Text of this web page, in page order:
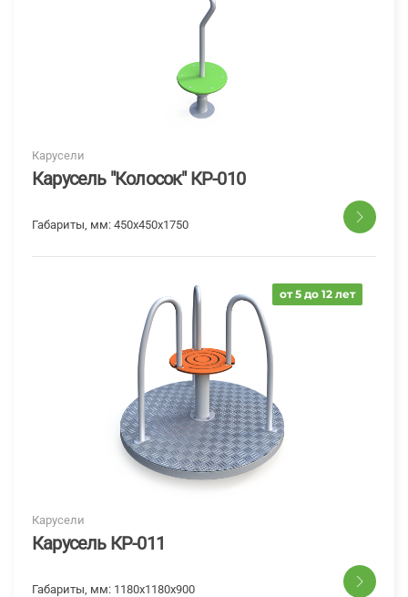
Карусели
Карусель "Колосок" КР-010
Габариты, мм: 450x450x1750
от 5 до 12 лет
Карусели
Карусель КР-011
Габариты, мм: 1180х1180х900